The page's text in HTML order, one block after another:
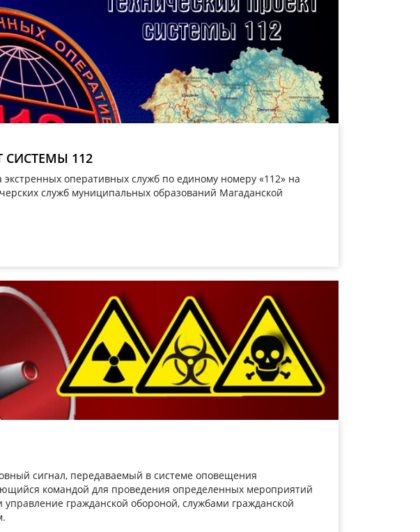
СИСТЕМЫ 112
оперативных служб по единому номеру «112» на
служб муниципальных образований Магаданской
сигнал, передаваемый в системе оповещения
командой для проведения определенных мероприятий
гражданской обороной, службами гражданской